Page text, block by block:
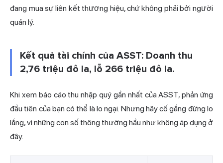
đang mua sự liên kết thương hiệu, chứ không phải bởi người
quản lý.
Kết quả tài chính của ASST: Doanh thu
2,76 triệu đô la, lỗ 266 triệu đô la.
Khi xem báo cáo thu nhập quý gần nhất của ASST, phản ứng
đầu tiên của bạn có thể là lo ngại. Nhưng hãy cố gắng đừng lo
lắng, vì những con số thông thường hầu như không áp dụng ở
đây.